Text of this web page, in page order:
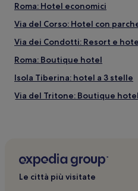
Roma: Hotel economici
Via del Corso: Hotel con
Via dei Condotti: Resort e
Roma: Boutique hotel
Isola Tiberina: hotel a 3 stelle
Via del Tritone: Boutique
Ospedale Bambino Gesù:
Via Giulia: Hotel con animali
Le città più visitate